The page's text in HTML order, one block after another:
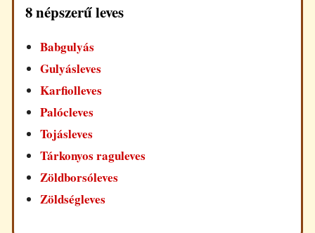
8 népszerű leves
Babgulyás
Gulyásleves
Karfiolleves
Palócleves
Tojásleves
Tárkonyos raguleves
Zöldborsóleves
Zöldségleves